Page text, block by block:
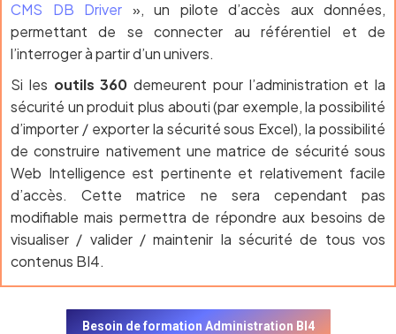
CMS DB Driver », un pilote d’accès aux données,
permettant de se connecter au référentiel et de
l’interroger à partir d’un univers.
Si les outils 360 demeurent pour l’administration et la
sécurité un produit plus abouti (par exemple, la possibilité
d’importer / exporter la sécurité sous Excel), la possibilité
de construire nativement une matrice de sécurité sous
Web Intelligence est pertinente et relativement facile
d’accès. Cette matrice ne sera cependant pas
modifiable mais permettra de répondre aux besoins de
visualiser / valider / maintenir la sécurité de tous vos
contenus BI4.
Besoin de formation Administration BI4